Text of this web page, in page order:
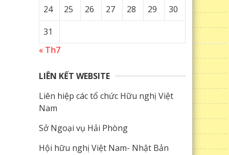
24 25 26 27 28 29
30
31
« Th7
LIÊN KẾT WEBSITE
Liên hiệp các tổ chức Hữu nghị Việt
Nam
Sở Ngoại vụ Hải Phòng
Hội hữu nghị Việt Nam- Nhật Bản